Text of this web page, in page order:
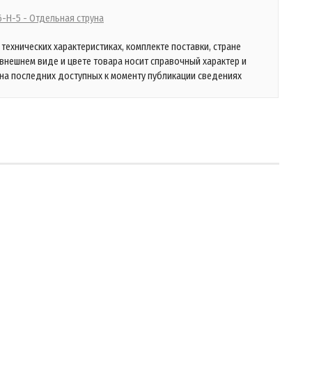
H-5 - Отдельная струна
характеристиках, комплекте поставки, стране
виде и цвете товара носит справочный характер и
последних доступных к моменту публикации сведениях